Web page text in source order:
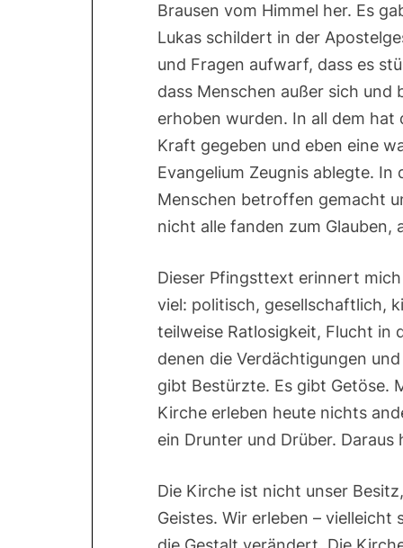
Brausen vom Himmel her. Es
Lukas schildert in der
und Fragen aufwarf, dass es
dass Menschen außer sich
erhoben wurden. In all dem hat
Kraft gegeben und eben eine
Evangelium Zeugnis ablegte.
Menschen betroffen gemacht
nicht alle fanden zum Glauben,
Dieser Pfingsttext erinnert
viel: politisch, gesellschaftlich,
teilweise Ratlosigkeit, Flucht in
denen die Verdächtigungen
gibt Bestürzte. Es gibt Getöse.
Kirche erleben heute nichts
ein Drunter und Drüber.
Die Kirche ist nicht unser
Geistes. Wir erleben –